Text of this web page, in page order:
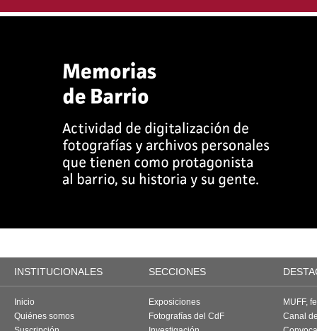
INSTITUCIONALES SECCIONES
Inicio
Quiénes somos
Exposiciones
Fotografías del CdF
MUFF,
Canal